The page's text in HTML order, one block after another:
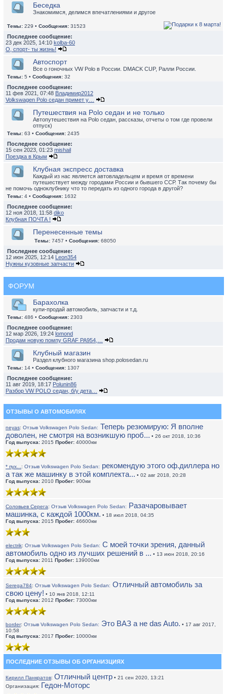
Беседка
Знакомимся, делимся впечатлениями и другое
Темы: 229 • Сообщения: 31523
Последнее сообщение:
23 дек 2025, 14:10 kolba-60
О, спорт- ты жизнь!
Автоспорт
Все о гоночных VW Polo в России. DMACK CUP, Ралли России.
Темы: 5 • Сообщения: 32
Последнее сообщение:
11 фев 2021, 07:48 Владимир2012
Volkswagen Polo седан примет у…
Путешествия на Polo седан и не только
Автопутешествия на Polo седан, рассказы, отчеты о том где провели
отпуск)
Темы: 63 • Сообщения: 2435
Последнее сообщение:
15 сен 2023, 01:23 mishail
Поездка в Крым
Клубная экспресс доставка
Каждый из нас является автовладельцем и время от времени
путешествует между городами России и бывшего ССР. Так почему бы
не помочь одноклубнику что то передать из одного города в другой?
Темы: 4 • Сообщения: 1632
Последнее сообщение:
12 ноя 2018, 11:58 diko
Клубная ПОЧТА !
Перенесенные темы
Темы: 7457 • Сообщения: 68050
Последнее сообщение:
12 июн 2025, 12:14 Leon354
Нужны кузовные запчасти
ФОРУМ
Барахолка
купи-продай автомобиль, запчасти и т.д.
Темы: 486 • Сообщения: 2303
Последнее сообщение:
12 мар 2026, 19:24 lomond
Продам новую помпу GRAF PA954,…
Клубный магазин
Раздел клубного магазина shop.polosedan.ru
Темы: 14 • Сообщения: 1307
Последнее сообщение:
11 авг 2019, 18:17 Polunin86
Разбор VW POLO седан, б/у дета…
ОТЗЫВЫ О АВТОМОБИЛЯХ
neyas: Отзыв Volkswagen Polo Sedan: Теперь резюмирую: Я вполне
доволен, не смотря на возникшую проб... • 26 окт 2018, 10:36
Год выпуска: 2015 Пробег: 40000км
* пух... : Отзыв Volkswagen Polo Sedan: рекомендую этого оф.диллера но
а так же машинку в этой комплекта... • 02 авг 2018, 20:28
Год выпуска: 2010 Пробег: 900км
Соловьев Серега: Отзыв Volkswagen Polo Sedan: Разачаровывает
машинка, с каждой 1000км. • 18 июл 2018, 04:35
Год выпуска: 2015 Пробег: 46600км
electrik: Отзыв Volkswagen Polo Sedan: С моей точки зрения, данный
автомобиль одно из лучших решений в ... • 13 июн 2018, 20:16
Год выпуска: 2011 Пробег: 139000км
Serega784: Отзыв Volkswagen Polo Sedan: Отличный автомобиль за
свою цену! • 10 янв 2018, 12:11
Год выпуска: 2012 Пробег: 73000км
border: Отзыв Volkswagen Polo Sedan: Это ВАЗ а не das Auto. • 17 авг 2017,
10:58
Год выпуска: 2017 Пробег: 10000км
ПОСЛЕДНИЕ ОТЗЫВЫ ОБ ОРГАНИЗЦИЯХ
Кирилл Панкратов: Отличный центр • 21 сен 2020, 13:21
Организация: Гедон-Моторс